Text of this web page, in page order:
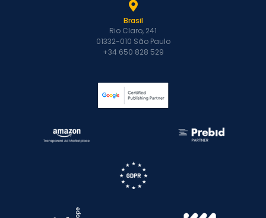
Brasil
Rio Claro, 241
01332-010 São Paulo
+34 650 828 529